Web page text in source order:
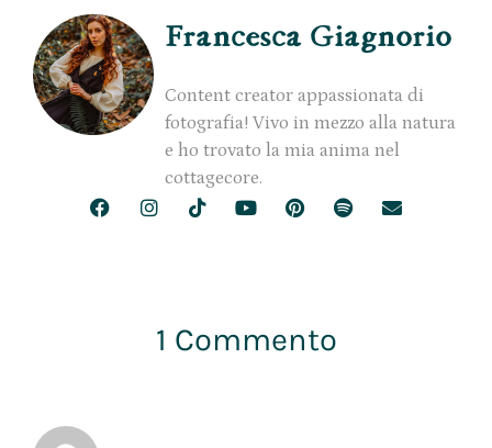
Francesca Giagnorio
Content creator appassionata di
fotografia! Vivo in mezzo alla natura
e ho trovato la mia anima nel
cottagecore.
1 Commento